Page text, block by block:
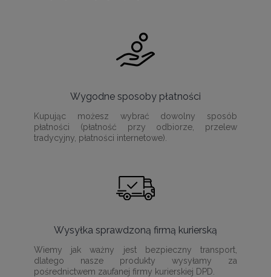
Wygodne sposoby płatności
Kupując możesz wybrać dowolny sposób
płatności (płatność przy odbiorze, przelew
tradycyjny, płatności internetowe).
Wysyłka sprawdzoną firmą kurierską
Wiemy jak ważny jest bezpieczny transport,
dlatego nasze produkty wysyłamy za
pośrednictwem zaufanej firmy kurierskiej DPD.